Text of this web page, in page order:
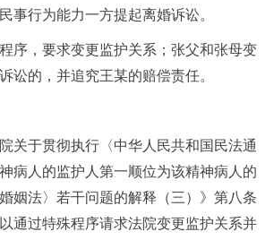
事行为能力一方提起离婚诉讼。
序，要求变更监护关系；张父和张母变
讼的，并追究王某的赔偿责任。
关于贯彻执行〈中华人民共和国民法通
病人的监护人第一顺位为该精神病人的
姻法〉若干问题的解释（三）》第八条
通过特殊程序请求法院变更监护关系并